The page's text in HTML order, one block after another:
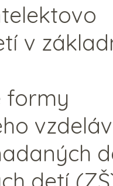
v
formy
detí